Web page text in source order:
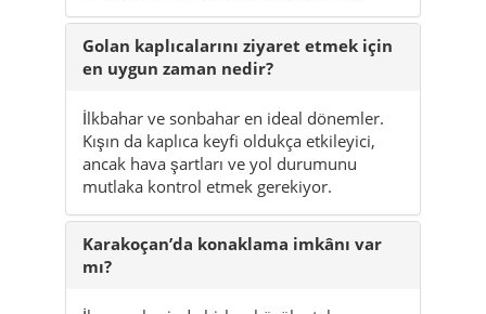
Golan kaplıcalarını ziyaret etmek için
en uygun zaman nedir?
İlkbahar ve sonbahar en ideal dönemler.
Kışın da kaplıca keyfi oldukça etkileyici,
ancak hava şartları ve yol durumunu
mutlaka kontrol etmek gerekiyor.
Karakoçan’da konaklama imkânı var
mı?